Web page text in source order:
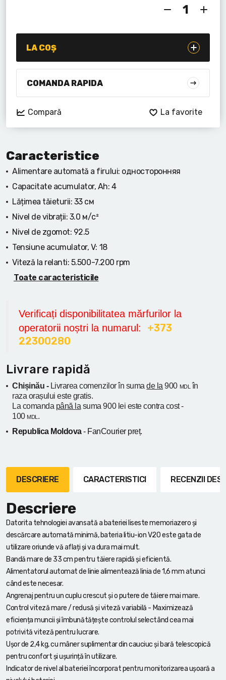
Acumulatoare si încărcătoare
Caracteristice
Alimentare automată a firului: односторонняя
Capacitate acumulator, Ah: 4
Lățimea tăieturii: 33 см
Nivel de vibrații: 3.0 м/с²
Nivel de zgomot: 92.5
Tensiune acumulator, V: 18
Viteză la relanti: 5.500-7.200 rpm
Toate caracteristicile
Verificați disponibilitatea mărfurilor la
operatorii noștri la numarul: +373
22300280
Livrare rapidă
Chișinău - Livrarea comenzilor în sumade la 900 MDL în
raza orașului este gratis.
La comanda până la suma 900 lei este contra cost -
100 MDL .
Republica Moldova- FanCourier preț.
LA COȘ
COMANDA RAPIDA
Compară La favorite
DESCRIERE CARACTERISTICI RECENZII
Descriere
Datorita tehnologiei avansată a bateriei liseste memoriazero și
descărcare automată minimă, bateria litiu-ion V20 este gata de
utilizare oriunde vă aflați și va dura mai mult.
Bandă mare de 33 cm pentru tăiere rapidă și eficientă.
Alimentatorul automat de linie alimentează linia de 1,6 mm atunci
când este necesar.
Angrenaj pentru un cuplu crescut și o putere de tăiere mai mare.
Control viteză mare / redusă și viteză variabilă - Maximizează
eficiența muncii și îmbunătățește controlul selectând cea mai
potrivită viteză pentru lucrare.
Ușor de 2,4 kg, cu mâner suplimentar din cauciuc și bară telescopică
pentru confort și ușurință în utilizare.
Indicator de nivel al bateriei încorporat pentru monitorizarea ușoară a